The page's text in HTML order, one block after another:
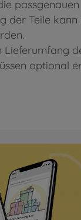
passgenauen
der Teile kann
Lieferumfang
optional